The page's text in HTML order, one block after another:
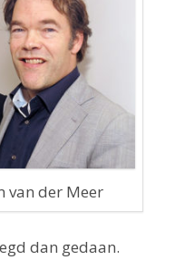
van der Meer
dan gedaan.